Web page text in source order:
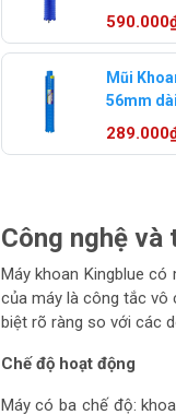
KRS
Mũi
56mm
Kingblue
Công nghệ và
Máy khoan Kingblue
của máy là công tắc vô
biệt rõ ràng so với các
Chế độ hoạt động
Máy có ba chế độ: